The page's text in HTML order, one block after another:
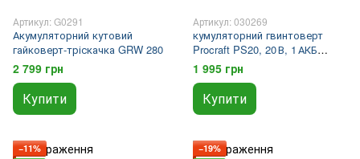
Артикул: G0291
Акумуляторний кутовий
гайковерт-тріскачка GRW 280
2 799 грн
Купити
Артикул: 030269
кумуляторний гвинтоверт
Procraft PS20, 20 В, 1 АКБ
2 А·год та ЗП у комплекті
1 995 грн
Купити
−11%
−19%